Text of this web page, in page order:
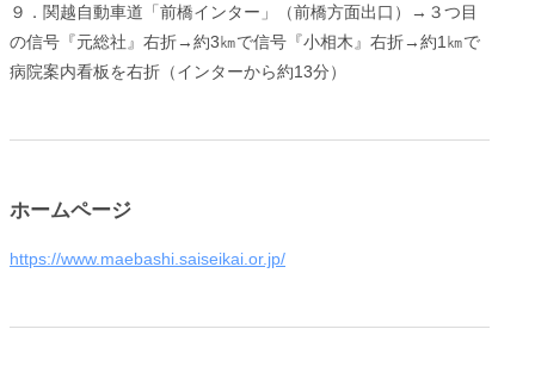
９．関越自動車道「前橋インター」（前橋方面出口）→３つ目
の信号『元総社』右折→約3㎞で信号『小相木』右折→約1㎞で
病院案内看板を右折（インターから約13分）
ホームページ
https://www.maebashi.saiseikai.or.jp/